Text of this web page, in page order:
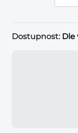
Dostupnost: Dle